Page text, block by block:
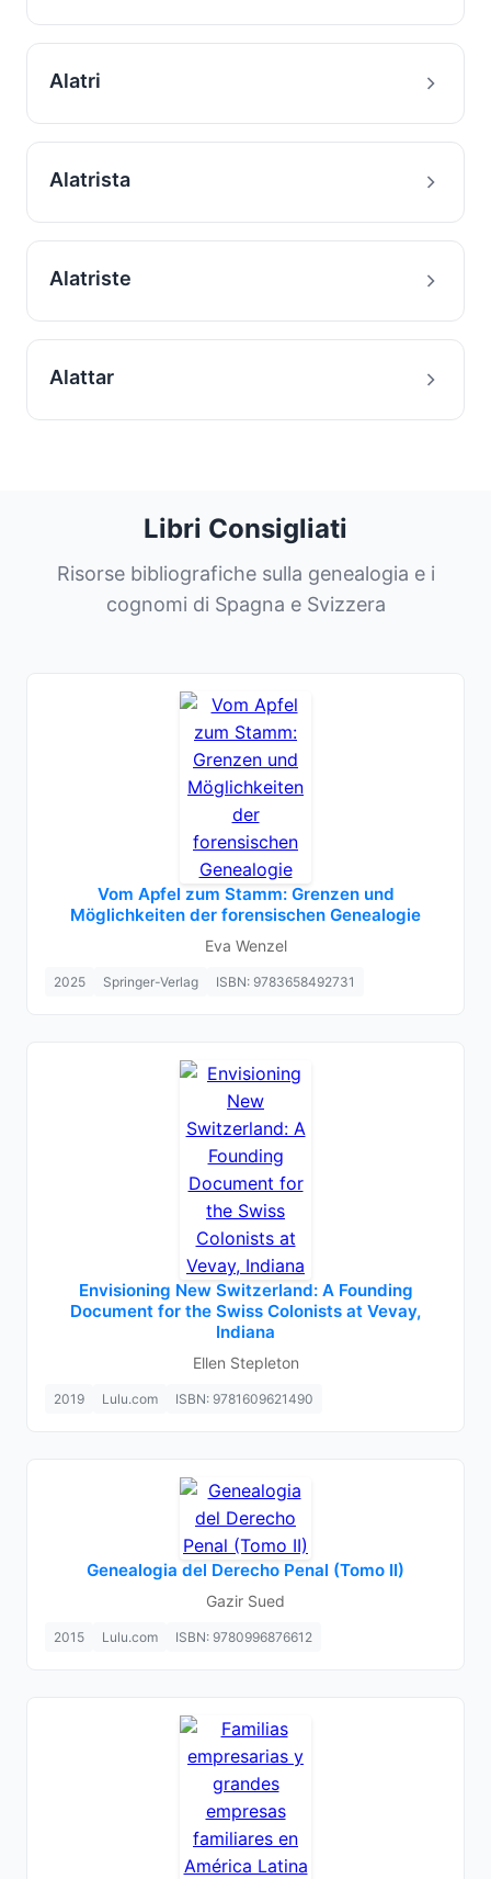
Alatri
Alatrista
Alatriste
Alattar
Libri Consigliati
Risorse bibliografiche sulla genealogia e i
cognomi di Spagna e Svizzera
Vom Apfel zum Stamm: Grenzen und
Möglichkeiten der forensischen Genealogie
Eva Wenzel
2025 Springer-Verlag ISBN: 9783658492731
Envisioning New Switzerland: A Founding
Document for the Swiss Colonists at Vevay,
Indiana
Ellen Stepleton
2019 Lulu.com ISBN: 9781609621490
Genealogia del Derecho Penal (Tomo II)
Gazir Sued
2015 Lulu.com ISBN: 9780996876612